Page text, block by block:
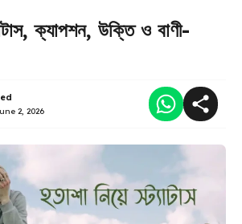
ক্যাপশন, উক্তি ও বাণী-
2, 2026